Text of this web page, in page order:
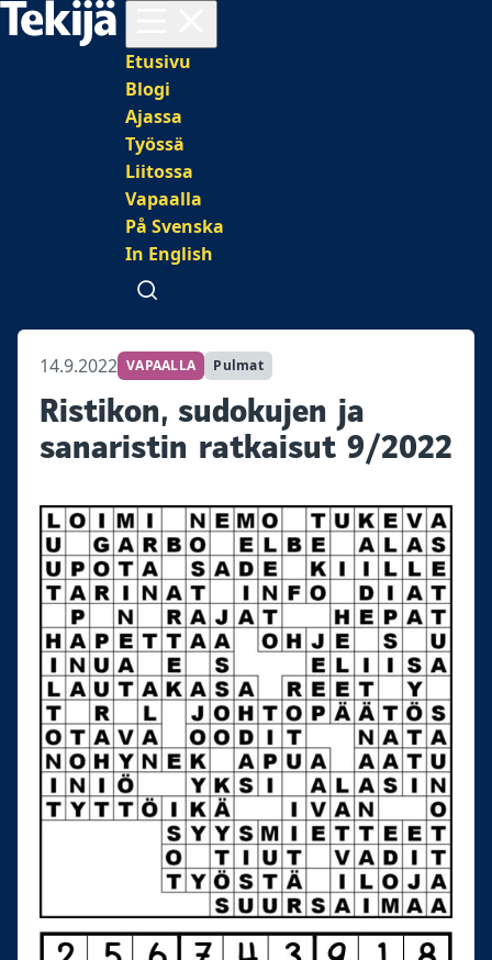
Päävalikko
Etusivu
Blogi
Ajassa
Työssä
Liitossa
Vapaalla
På Svenska
In English
Avaa haku
14.9.2022 VAPAALLA Pulmat
Ristikon, sudokujen ja
sanaristin ratkaisut 9/2022